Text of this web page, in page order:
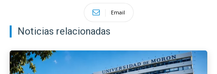
Email
Noticias relacionadas